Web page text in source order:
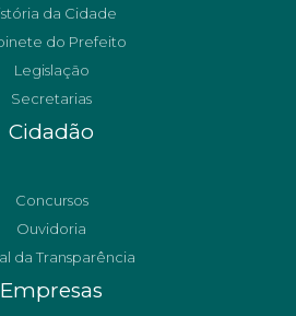
da Cidade
do Prefeito
Legislação
Secretarias
Cidadão
Concursos
Ouvidoria
da Transparência
Empresas